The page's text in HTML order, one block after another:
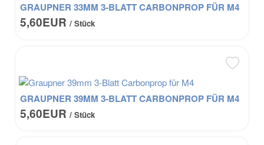
GRAUPNER 33MM 3-BLATT CARBONPROP FÜR M4
5,60EUR/ Stück
GRAUPNER 39MM 3-BLATT CARBONPROP FÜR M4
5,60EUR/ Stück